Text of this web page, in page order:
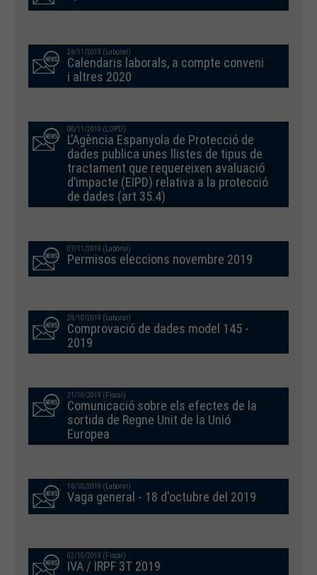
26/11/2019 (Laboral)
Calendaris laborals, a compte conveni
i altres 2020
08/11/2019 (LOPD)
L’Agència Espanyola de Protecció de
dades publica unes llistes de tipus de
tractament que requereixen avaluació
d’impacte (EIPD) relativa a la protecció
de dades (art 35.4)
07/11/2019 (Laboral)
Permisos eleccions novembre 2019
29/10/2019 (Laboral)
Comprovació de dades model 145 -
2019
21/10/2019 (Fiscal)
Comunicació sobre els efectes de la
sortida de Regne Unit de la Unió
Europea
16/10/2019 (Laboral)
Vaga general - 18 d'octubre del 2019
02/10/2019 (Fiscal)
IVA / IRPF 3T 2019